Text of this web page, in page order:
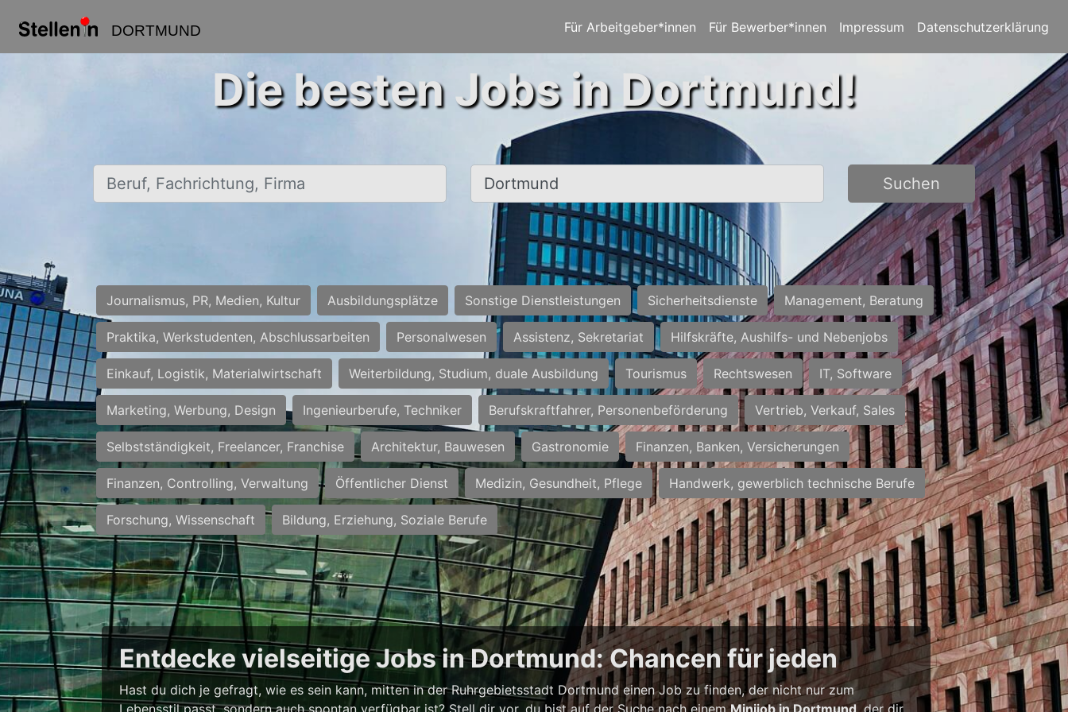
DORTMUND Für Arbeitgeber*innen Für Bewerber*innen Impressum Datenschutzerklärung
Die besten Jobs in Dortmund!
Beruf, Fachrichtung, Firma Ort, Stadt Suchen
Journalismus, PR, Medien, Kultur Ausbildungsplätze Sonstige Dienstleistungen Sicherheitsdienste Management, Beratung
Praktika, Werkstudenten, Abschlussarbeiten Personalwesen Assistenz, Sekretariat Hilfskräfte, Aushilfs- und Nebenjobs
Einkauf, Logistik, Materialwirtschaft Weiterbildung, Studium, duale Ausbildung Tourismus Rechtswesen IT, Software
Marketing, Werbung, Design Ingenieurberufe, Techniker Berufskraftfahrer, Personenbeförderung Vertrieb, Verkauf, Sales
Selbstständigkeit, Freelancer, Franchise Architektur, Bauwesen Gastronomie Finanzen, Banken, Versicherungen
Finanzen, Controlling, Verwaltung Öffentlicher Dienst Medizin, Gesundheit, Pflege Handwerk, gewerblich technische Berufe
Forschung, Wissenschaft Bildung, Erziehung, Soziale Berufe
Entdecke vielseitige Jobs in Dortmund: Chancen für jeden
Hast du dich je gefragt, wie es sein kann, mitten in der Ruhrgebietsstadt Dortmund einen Job zu finden, der nicht nur zum